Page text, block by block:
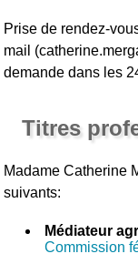
Prise de rendez-
mail
demande dans les
Titres
Madame Catherine
suivants:
Médiateur
Commission